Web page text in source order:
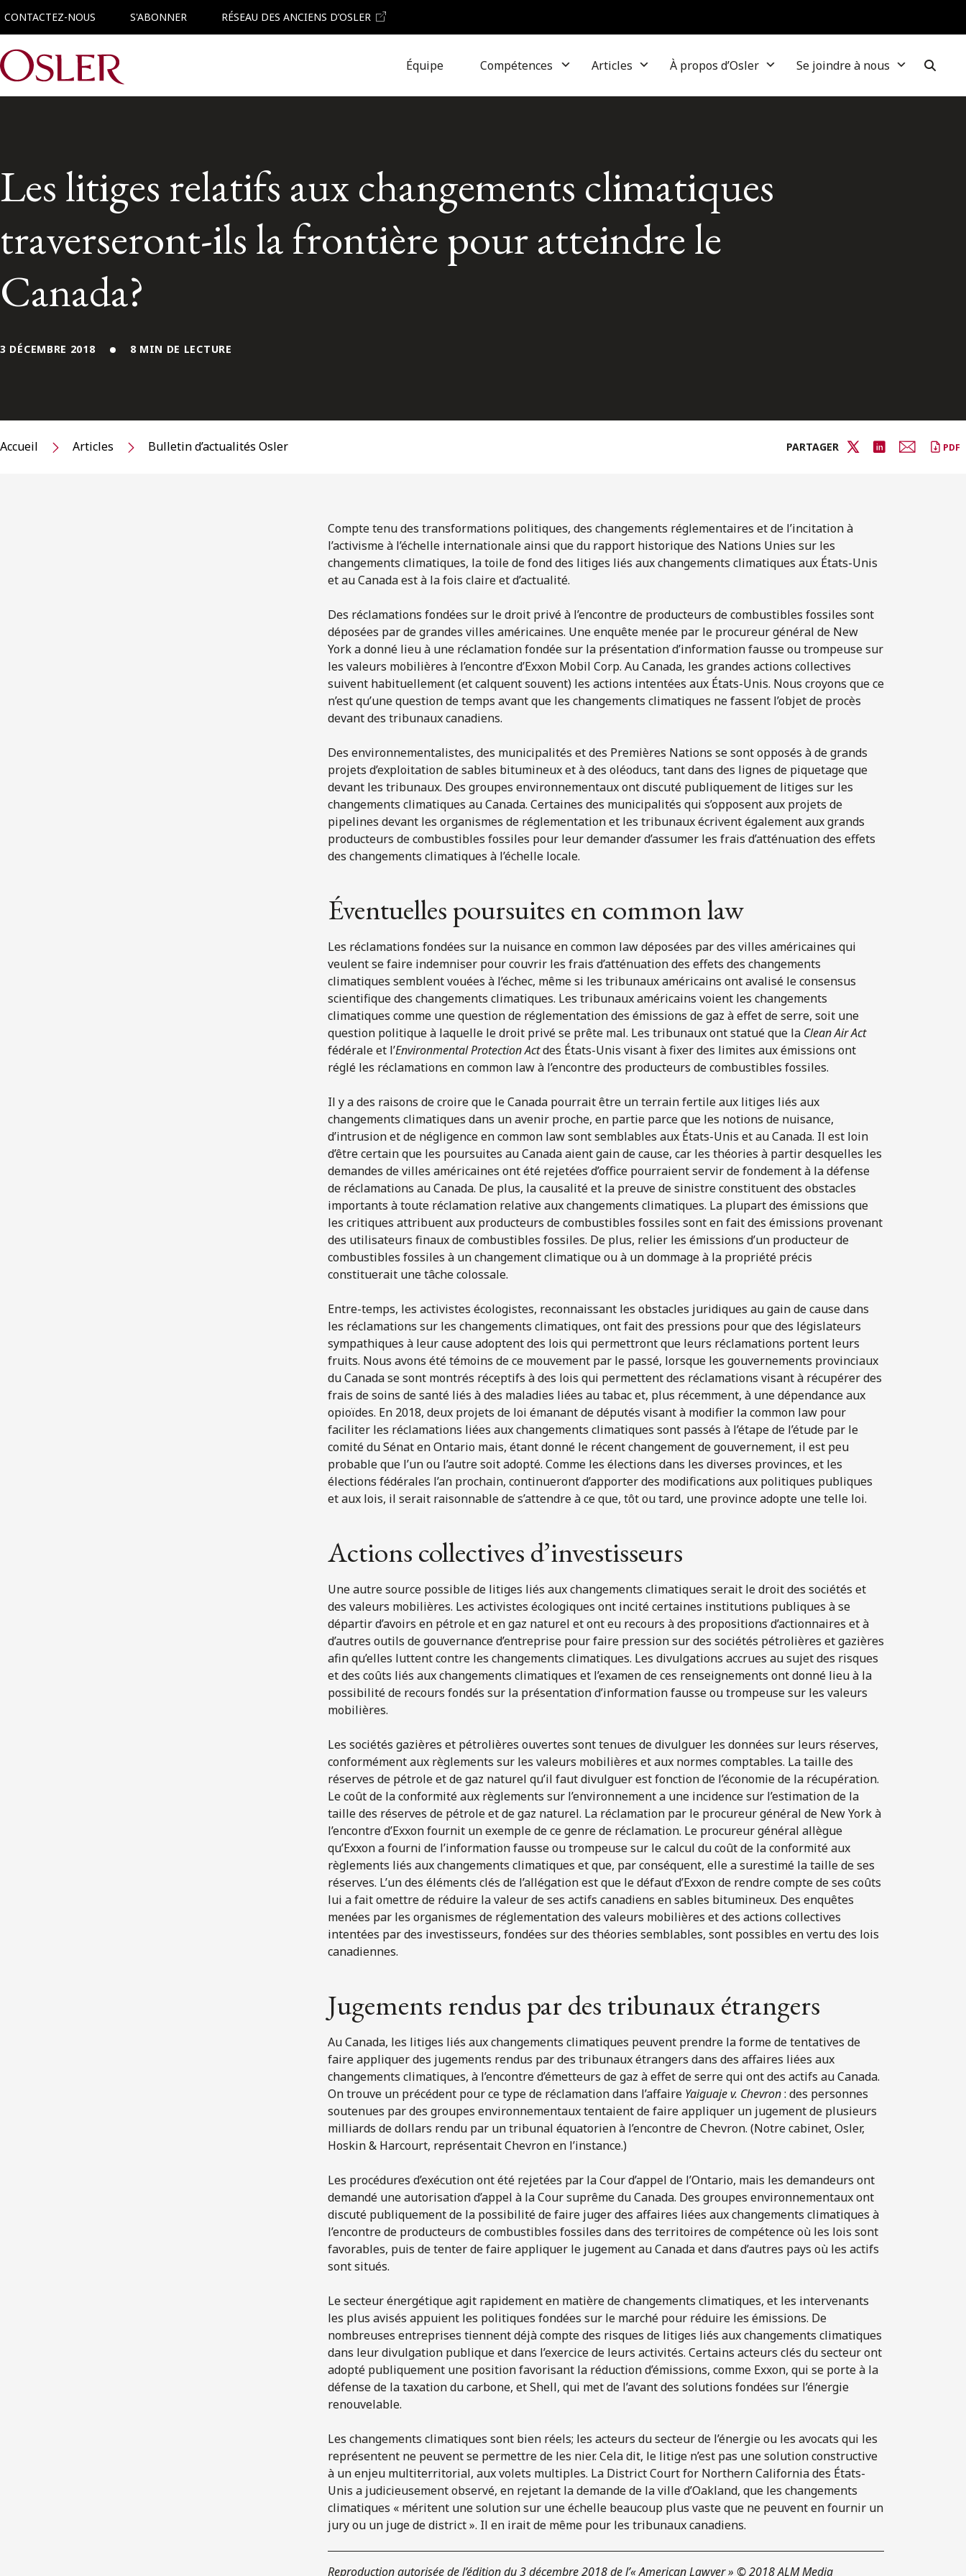
CONTACTEZ-NOUS S'ABONNER RÉSEAU DES ANCIENS D’OSLER
Main Navigation Équipe Compétences Articles À propos d’Osler Se joindre à nous
Les litiges relatifs aux changements climatiques
traverseront-ils la frontière pour atteindre le
Canada?
3 DÉCEMBRE 2018 8 MIN DE LECTURE
Accueil Articles Bulletin d’actualités Osler PARTAGER PDF
Compte tenu des transformations politiques, des changements réglementaires et de l’incitation à
l’activisme à l’échelle internationale ainsi que du rapport historique des Nations Unies sur les
changements climatiques, la toile de fond des litiges liés aux changements climatiques aux États-Unis
et au Canada est à la fois claire et d’actualité.
Des réclamations fondées sur le droit privé à l’encontre de producteurs de combustibles fossiles sont
déposées par de grandes villes américaines. Une enquête menée par le procureur général de New
York a donné lieu à une réclamation fondée sur la présentation d’information fausse ou trompeuse sur
les valeurs mobilières à l’encontre d’Exxon Mobil Corp. Au Canada, les grandes actions collectives
suivent habituellement (et calquent souvent) les actions intentées aux États-Unis. Nous croyons que ce
n’est qu’une question de temps avant que les changements climatiques ne fassent l’objet de procès
devant des tribunaux canadiens.
Des environnementalistes, des municipalités et des Premières Nations se sont opposés à de grands
projets d’exploitation de sables bitumineux et à des oléoducs, tant dans des lignes de piquetage que
devant les tribunaux. Des groupes environnementaux ont discuté publiquement de litiges sur les
changements climatiques au Canada. Certaines des municipalités qui s’opposent aux projets de
pipelines devant les organismes de réglementation et les tribunaux écrivent également aux grands
producteurs de combustibles fossiles pour leur demander d’assumer les frais d’atténuation des effets
des changements climatiques à l’échelle locale.
Éventuelles poursuites en common law
Les réclamations fondées sur la nuisance en common law déposées par des villes américaines qui
veulent se faire indemniser pour couvrir les frais d’atténuation des effets des changements
climatiques semblent vouées à l’échec, même si les tribunaux américains ont avalisé le consensus
scientifique des changements climatiques. Les tribunaux américains voient les changements
climatiques comme une question de réglementation des émissions de gaz à effet de serre, soit une
question politique à laquelle le droit privé se prête mal. Les tribunaux ont statué que la Clean Air Act
fédérale et l’Environmental Protection Actdes États-Unis visant à fixer des limites aux émissions ont
réglé les réclamations en common law à l’encontre des producteurs de combustibles fossiles.
Il y a des raisons de croire que le Canada pourrait être un terrain fertile aux litiges liés aux
changements climatiques dans un avenir proche, en partie parce que les notions de nuisance,
d’intrusion et de négligence en common law sont semblables aux États-Unis et au Canada. Il est loin
d’être certain que les poursuites au Canada aient gain de cause, car les théories à partir desquelles les
demandes de villes américaines ont été rejetées d’office pourraient servir de fondement à la défense
de réclamations au Canada. De plus, la causalité et la preuve de sinistre constituent des obstacles
importants à toute réclamation relative aux changements climatiques. La plupart des émissions que
les critiques attribuent aux producteurs de combustibles fossiles sont en fait des émissions provenant
des utilisateurs finaux de combustibles fossiles. De plus, relier les émissions d’un producteur de
combustibles fossiles à un changement climatique ou à un dommage à la propriété précis
constituerait une tâche colossale.
Entre-temps, les activistes écologistes, reconnaissant les obstacles juridiques au gain de cause dans
les réclamations sur les changements climatiques, ont fait des pressions pour que des législateurs
sympathiques à leur cause adoptent des lois qui permettront que leurs réclamations portent leurs
fruits. Nous avons été témoins de ce mouvement par le passé, lorsque les gouvernements provinciaux
du Canada se sont montrés réceptifs à des lois qui permettent des réclamations visant à récupérer des
frais de soins de santé liés à des maladies liées au tabac et, plus récemment, à une dépendance aux
opioïdes. En 2018, deux projets de loi émanant de députés visant à modifier la common law pour
faciliter les réclamations liées aux changements climatiques sont passés à l’étape de l’étude par le
comité du Sénat en Ontario mais, étant donné le récent changement de gouvernement, il est peu
probable que l’un ou l’autre soit adopté. Comme les élections dans les diverses provinces, et les
élections fédérales l’an prochain, continueront d’apporter des modifications aux politiques publiques
et aux lois, il serait raisonnable de s’attendre à ce que, tôt ou tard, une province adopte une telle loi.
Actions collectives d’investisseurs
Une autre source possible de litiges liés aux changements climatiques serait le droit des sociétés et
des valeurs mobilières. Les activistes écologiques ont incité certaines institutions publiques à se
départir d’avoirs en pétrole et en gaz naturel et ont eu recours à des propositions d’actionnaires et à
d’autres outils de gouvernance d’entreprise pour faire pression sur des sociétés pétrolières et gazières
afin qu’elles luttent contre les changements climatiques. Les divulgations accrues au sujet des risques
et des coûts liés aux changements climatiques et l’examen de ces renseignements ont donné lieu à la
possibilité de recours fondés sur la présentation d’information fausse ou trompeuse sur les valeurs
mobilières.
Les sociétés gazières et pétrolières ouvertes sont tenues de divulguer les données sur leurs réserves,
conformément aux règlements sur les valeurs mobilières et aux normes comptables. La taille des
réserves de pétrole et de gaz naturel qu’il faut divulguer est fonction de l’économie de la récupération.
Le coût de la conformité aux règlements sur l’environnement a une incidence sur l’estimation de la
taille des réserves de pétrole et de gaz naturel. La réclamation par le procureur général de New York à
l’encontre d’Exxon fournit un exemple de ce genre de réclamation. Le procureur général allègue
qu’Exxon a fourni de l’information fausse ou trompeuse sur le calcul du coût de la conformité aux
règlements liés aux changements climatiques et que, par conséquent, elle a surestimé la taille de ses
réserves. L’un des éléments clés de l’allégation est que le défaut d’Exxon de rendre compte de ses coûts
lui a fait omettre de réduire la valeur de ses actifs canadiens en sables bitumineux. Des enquêtes
menées par les organismes de réglementation des valeurs mobilières et des actions collectives
intentées par des investisseurs, fondées sur des théories semblables, sont possibles en vertu des lois
canadiennes.
Jugements rendus par des tribunaux étrangers
Au Canada, les litiges liés aux changements climatiques peuvent prendre la forme de tentatives de
faire appliquer des jugements rendus par des tribunaux étrangers dans des affaires liées aux
changements climatiques, à l’encontre d’émetteurs de gaz à effet de serre qui ont des actifs au Canada.
On trouve un précédent pour ce type de réclamation dans l’affaire Yaiguaje v. Chevron: des personnes
soutenues par des groupes environnementaux tentaient de faire appliquer un jugement de plusieurs
milliards de dollars rendu par un tribunal équatorien à l’encontre de Chevron. (Notre cabinet, Osler,
Hoskin & Harcourt, représentait Chevron en l’instance.)
Les procédures d’exécution ont été rejetées par la Cour d’appel de l’Ontario, mais les demandeurs ont
demandé une autorisation d’appel à la Cour suprême du Canada. Des groupes environnementaux ont
discuté publiquement de la possibilité de faire juger des affaires liées aux changements climatiques à
l’encontre de producteurs de combustibles fossiles dans des territoires de compétence où les lois sont
favorables, puis de tenter de faire appliquer le jugement au Canada et dans d’autres pays où les actifs
sont situés.
Le secteur énergétique agit rapidement en matière de changements climatiques, et les intervenants
les plus avisés appuient les politiques fondées sur le marché pour réduire les émissions. De
nombreuses entreprises tiennent déjà compte des risques de litiges liés aux changements climatiques
dans leur divulgation publique et dans l’exercice de leurs activités. Certains acteurs clés du secteur ont
adopté publiquement une position favorisant la réduction d’émissions, comme Exxon, qui se porte à la
défense de la taxation du carbone, et Shell, qui met de l’avant des solutions fondées sur l’énergie
renouvelable.
Les changements climatiques sont bien réels; les acteurs du secteur de l’énergie ou les avocats qui les
représentent ne peuvent se permettre de les nier. Cela dit, le litige n’est pas une solution constructive
à un enjeu multiterritorial, aux volets multiples. La District Court for Northern California des États-
Unis a judicieusement observé, en rejetant la demande de la ville d’Oakland, que les changements
climatiques « méritent une solution sur une échelle beaucoup plus vaste que ne peuvent en fournir un
jury ou un juge de district ». Il en irait de même pour les tribunaux canadiens.
Reproduction autorisée de l’édition du 3 décembre 2018 de l’« American Lawyer » © 2018 ALM Media